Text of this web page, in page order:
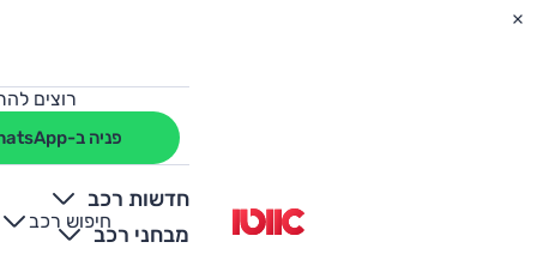
רוצים
פניה ב-WhatsApp
חדשות רכב
מבחני רכבחיפוש רכב
+
-